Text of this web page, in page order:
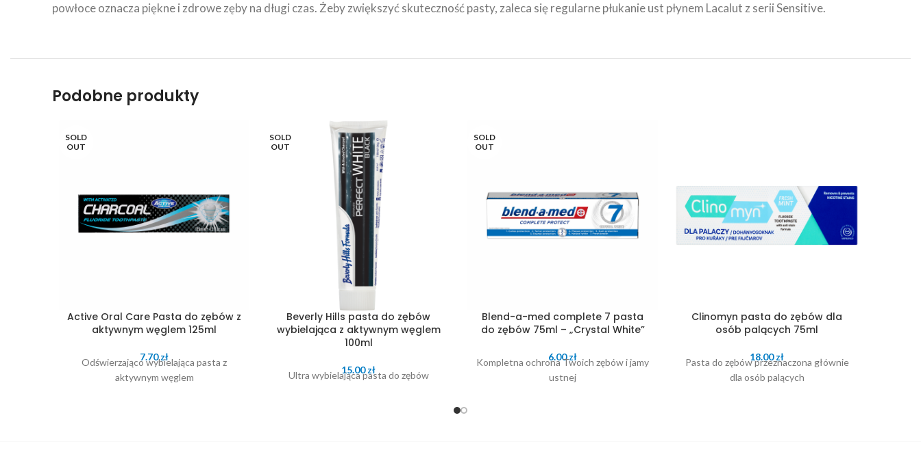
powłoce oznacza piękne i zdrowe zęby na długi czas. Żeby zwiększyć skuteczność pasty, zaleca się regularne płukanie ust płynem Lacalut z serii Sensitive.
Podobne produkty
SOLD
OUT
Active Oral Care Pasta do zębów z
aktywnym węglem 125ml
7.70zł
Odświerzająco wybielająca pasta z
aktywnym węglem
SOLD
OUT
Beverly Hills pasta do zębów
wybielająca z aktywnym węglem
100ml
15.00zł
Ultra wybielająca pasta do zębów
SOLD
OUT
Blend-a-med complete 7 pasta
do zębów 75ml – „Crystal White”
6.00zł
Kompletna ochrona Twoich zębów i jamy
ustnej
Clinomyn pasta do zębów dla
osób palących 75ml
18.00zł
Pasta do zębów przeznaczona głównie
dla osób palących